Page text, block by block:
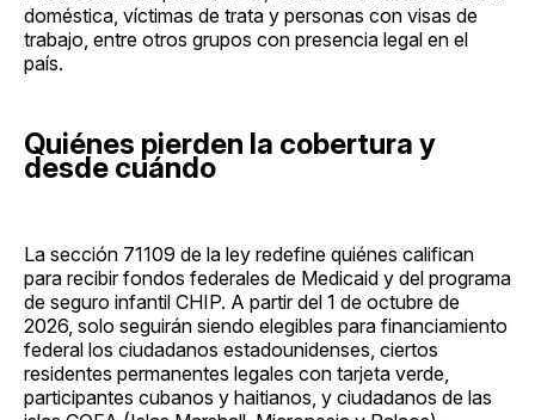
doméstica, víctimas de trata y personas con visas de
trabajo, entre otros grupos con presencia legal en el
país.
Quiénes pierden la cobertura y
desde cuándo
La sección 71109 de la ley redefine quiénes califican
para recibir fondos federales de Medicaid y del programa
de seguro infantil CHIP. A partir del 1 de octubre de
2026, solo seguirán siendo elegibles para financiamiento
federal los ciudadanos estadounidenses, ciertos
residentes permanentes legales con tarjeta verde,
participantes cubanos y haitianos, y ciudadanos de las